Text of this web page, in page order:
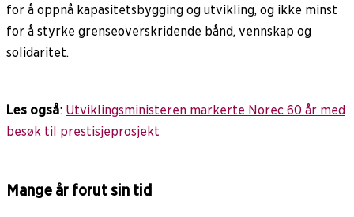
for å oppnå kapasitetsbygging og utvikling, og ikke minst
for å styrke grenseoverskridende bånd, vennskap og
solidaritet.
Les også: Utviklingsministeren markerte Norec 60 år med
besøk til prestisjeprosjekt
Mange år forut sin tid